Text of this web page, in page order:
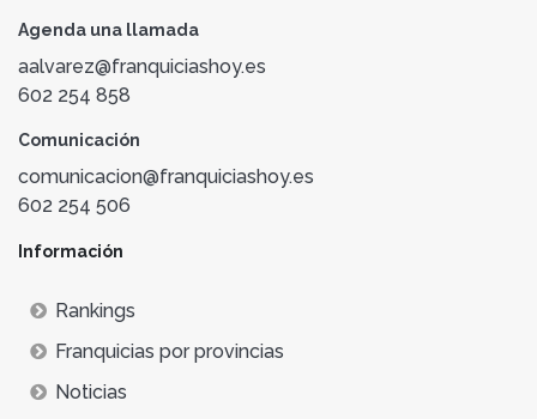
Agenda una llamada
aalvarez@franquiciashoy.es
602 254 858
Comunicación
comunicacion@franquiciashoy.es
602 254 506
Información
Rankings
Franquicias por provincias
Noticias